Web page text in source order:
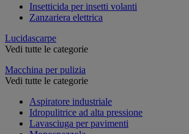
Insetticida per insetti volanti
Zanzariera elettrica
Lucidascarpe
Vedi tutte le categorie
Macchina per pulizia
Vedi tutte le categorie
Aspiratore industriale
Idropulitrice ad alta pressione
Lavasciuga per pavimenti